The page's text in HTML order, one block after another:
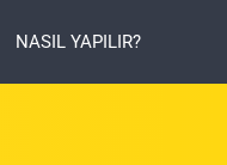
NASIL YAPILIR?